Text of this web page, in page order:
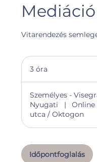
Vitarendezés
3 óra
a
Személyes -
Nyugati
| Online
utca / Oktogon
Időpontfoglalás